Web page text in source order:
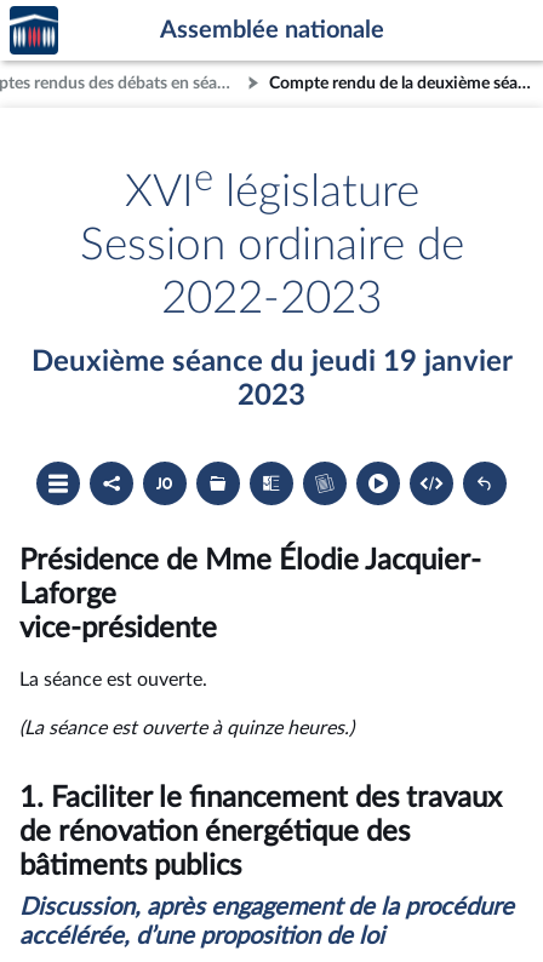
Aller au contenu
Aller en bas de la page
Accèder
à la
page
d'accueil
Assemblée nationale
Comptes rendus des débats en séance Compte rendu de la deuxième séance du jeudi 19 janvier 2023
XVI e
législature
Session ordinaire de
2022-2023
Deuxième séance du jeudi 19 janvier
2023
Ouvrir
le
sommaire
Partager
le
compte
Accéder
au
document
du
compte
Les
dossiers
législatifs
Les
textes
examinés
Accéder
au
cahier
Présidence de Mme Élodie Jacquier-
Laforge
vice-présidente
La séance est ouverte.
(La séance est ouverte à quinze heures.)
1. Faciliter le financement des travaux
de rénovation énergétique des
bâtiments publics
Discussion, après engagement de la procédure
accélérée, d’une proposition de loi